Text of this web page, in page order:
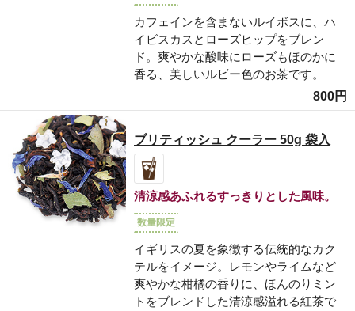
カフェインを含まないルイボスに、ハ
イビスカスとローズヒップをブレン
ド。爽やかな酸味にローズもほのかに
香る、美しいルビー色のお茶です。
800円
ブリティッシュ クーラー 50g 袋入
清涼感あふれるすっきりとした風味。
数量限定
イギリスの夏を象徴する伝統的なカク
テルをイメージ。レモンやライムなど
爽やかな柑橘の香りに、ほんのりミン
トをブレンドした清涼感溢れる紅茶で